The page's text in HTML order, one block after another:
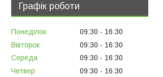
Графік роботи
Понеділок 09:30
16:30
Вівторок
09:30
16:30
Середа
09:30
16:30
Четвер
09:30
16:30